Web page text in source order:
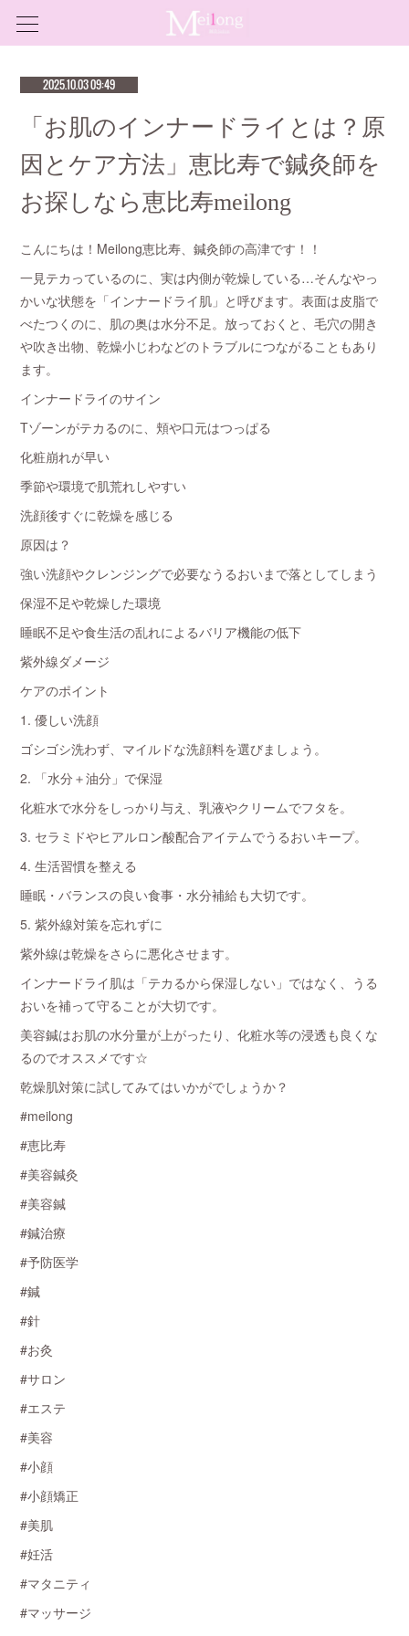
2025.10.03 09:49
「お肌のインナードライとは？原
因とケア方法」恵比寿で鍼灸師を
お探しなら恵比寿meilong
こんにちは！Meilong恵比寿、鍼灸師の高津です！！
一見テカっているのに、実は内側が乾燥している…そんなやっ
かいな状態を「インナードライ肌」と呼びます。表面は皮脂で
べたつくのに、肌の奥は水分不足。放っておくと、毛穴の開き
や吹き出物、乾燥小じわなどのトラブルにつながることもあり
ます。
インナードライのサイン
Tゾーンがテカるのに、頬や口元はつっぱる
化粧崩れが早い
季節や環境で肌荒れしやすい
洗顔後すぐに乾燥を感じる
原因は？
強い洗顔やクレンジングで必要なうるおいまで落としてしまう
保湿不足や乾燥した環境
睡眠不足や食生活の乱れによるバリア機能の低下
紫外線ダメージ
ケアのポイント
1. 優しい洗顔
ゴシゴシ洗わず、マイルドな洗顔料を選びましょう。
2. 「水分＋油分」で保湿
化粧水で水分をしっかり与え、乳液やクリームでフタを。
3. セラミドやヒアルロン酸配合アイテムでうるおいキープ。
4. 生活習慣を整える
睡眠・バランスの良い食事・水分補給も大切です。
5. 紫外線対策を忘れずに
紫外線は乾燥をさらに悪化させます。
インナードライ肌は「テカるから保湿しない」ではなく、うる
おいを補って守ることが大切です。
美容鍼はお肌の水分量が上がったり、化粧水等の浸透も良くな
るのでオススメです☆
乾燥肌対策に試してみてはいかがでしょうか？
#meilong
#恵比寿
#美容鍼灸
#美容鍼
#鍼治療
#予防医学
#鍼
#針
#お灸
#サロン
#エステ
#美容
#小顔
#小顔矯正
#美肌
#妊活
#マタニティ
#マッサージ